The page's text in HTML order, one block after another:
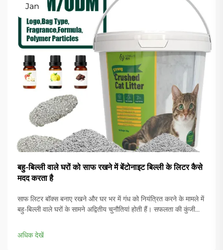
Jan
बहु-बिल्ली वाले घरों को साफ रखने में बेंटोनाइट बिल्ली के लिटर कैसे
मदद करता है
साफ लिटर बॉक्स बनाए रखने और घर भर में गंध को नियंत्रित करने के मामले में
बहु-बिल्ली वाले घरों के सामने अद्वितीय चुनौतियां होती हैं। सफलता की कुंजी
सके जबकि उत्कृष्ट...
अधिक देखें